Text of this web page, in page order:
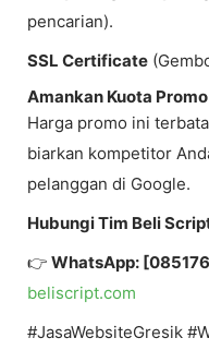
pencarian).
SSL Certificate
Amankan Kuota
Harga promo ini
biarkan kompetitor
pelanggan di Google.
Hubungi Tim Beli
👉 WhatsApp:
beliscript.com
#JasaWebsiteGresik